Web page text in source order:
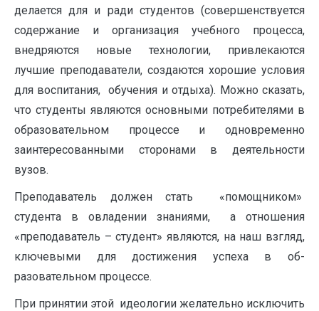
делается для и ради студентов (совершенствуется
содержание и организация учебного процесса,
внедряются новые технологии, привлекаются
лучшие преподаватели, создаются хорошие условия
для воспитания, обучения и отдыха). Можно сказать,
что студенты являются основными потребителями в
образовательном процессе и одновременно
заинтересованными сторонами в деятельности
вузов.
Преподаватель должен стать «помощником»
студента в овладении знаниями, а отношения
«преподаватель – студент» являются, на наш взгляд,
ключевыми для достижения успеха в об­
разовательном процессе.
При принятии этой идеологии желательно исключить